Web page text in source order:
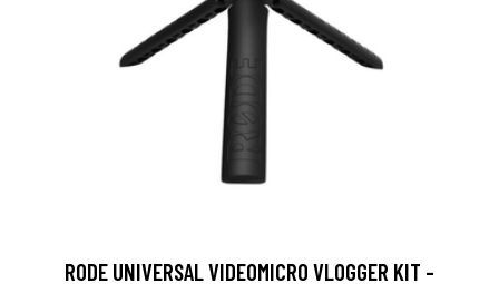
RODE UNIVERSAL VIDEOMICRO VLOGGER KIT -